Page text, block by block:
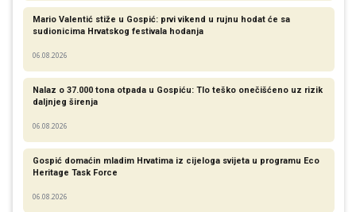
Mario Valentić stiže u Gospić: prvi vikend u rujnu hodat će sa
sudionicima Hrvatskog festivala hodanja
06.08.2026
Nalaz o 37.000 tona otpada u Gospiću: Tlo teško onečišćeno uz rizik
daljnjeg širenja
06.08.2026
Gospić domaćin mladim Hrvatima iz cijeloga svijeta u programu Eco
Heritage Task Force
06.08.2026